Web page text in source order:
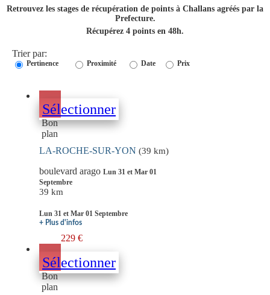
Retrouvez les stages de récupération de points à Challans agréés par la
Prefecture.
Récupérez 4 points en 48h.
Trier par:
Pertinence Proximité Date Prix
Sélectionner
Bon
plan
LA-ROCHE-SUR-YON (39 km)
boulevard arago Lun 31 et Mar 01
Septembre
39 km
Lun 31 et Mar 01 Septembre
+ Plus d'infos
229 €
Sélectionner
Bon
plan